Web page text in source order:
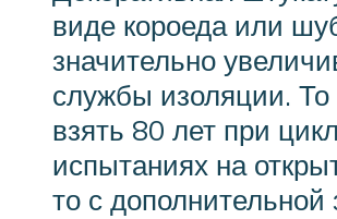
виде короеда или
значительно
службы изоляции. То
взять 80 лет при
испытаниях на
то с дополнительной